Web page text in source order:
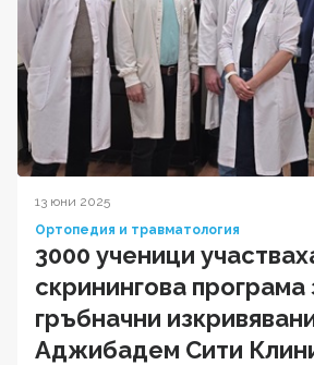
13 юни 2025
Ортопедия и травматология
3000 ученици
скринингова програма
гръбначни
Аджибадем Сити